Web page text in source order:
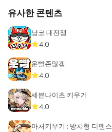
유사한 콘텐츠
냥코 대전쟁
4.0
운빨존많겜
4.0
세븐나이츠 키우기
4.0
아처키우기 : 방치형 디펜스